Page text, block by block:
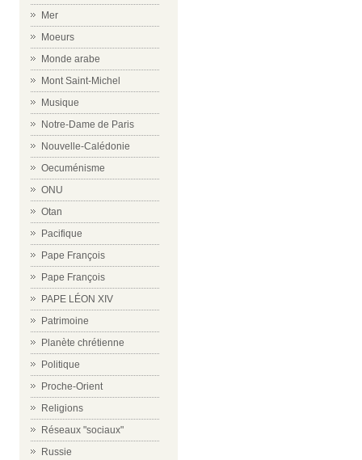
Mer
Moeurs
Monde arabe
Mont Saint-Michel
Musique
Notre-Dame de Paris
Nouvelle-Calédonie
Oecuménisme
ONU
Otan
Pacifique
Pape François
Pape François
PAPE LÉON XIV
Patrimoine
Planète chrétienne
Politique
Proche-Orient
Religions
Réseaux "sociaux"
Russie